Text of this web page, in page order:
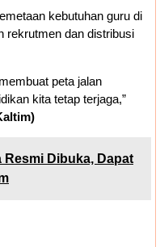
kebutuhan guru di
rekrutmen dan distribusi
peta jalan
kita tetap terjaga,”
Resmi Dibuka, Dapat